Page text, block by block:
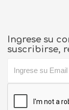
Ingrese su
suscribirse,